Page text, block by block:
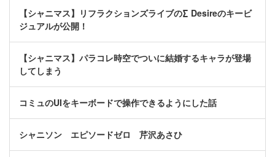
【シャニマス】リフラクションズライブの∑ Desireのキービ
ジュアルが公開！
【シャニマス】パラコレ時空でついに結婚するキャラが登場
してしまう
コミュのUIをキーボードで操作できるようにした話
シャニソン エピソードゼロ 芹沢あさひ